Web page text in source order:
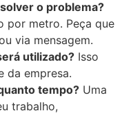
o problema?
por metro. Peça que
via mensagem.
utilizado? Isso
da empresa.
tempo? Uma
trabalho,